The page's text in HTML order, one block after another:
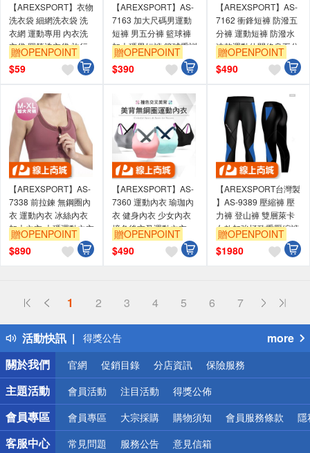
【AREXSPORT】衣物
洗衣袋 細網洗衣袋 洗
衣網 運動專用 內衣洗
衣袋 圓筒洗衣袋 旅行
袋 髒衣袋
贈OPENPOINT
$59
【AREXSPORT】AS-
7163 加大尺碼男運動
短褲 男五分褲 籃球褲
加大碼男短褲 籃球重訓
褲 跑步褲 五分褲
贈OPENPOINT
$390
【AREXSPORT】AS-
7162 衝鋒短褲 防潑五
分褲 運動短褲 防潑水
速乾運動休閒修身五分
褲（運動專用收納拉
鍊）
贈OPENPOINT
$490
【AREXSPORT】AS-
7338 前拉鍊 無鋼圈內
衣 運動內衣 冰絲內衣
加大內衣 大碼運動內衣
瑜珈內衣 美背
贈OPENPOINT
$890
【AREXSPORT】AS-
7360 運動內衣 瑜珈內
衣 健身內衣 少女內衣
撞色後交叉運動內衣
（可抽胸墊）學生內衣
贈OPENPOINT
$490
【AREXSPORT台灣製
】AS-9389 壓縮褲 壓
力褲 登山褲 雙層萊卡
女款加強極致重壓縮褲
台灣製 XS-L
贈OPENPOINT
$1980
1 2 3 4 5 6 7
活動快訊
偏遠地區配送
詐騙網頁！請小心！
得獎公告
熱門話題
銀行優惠
偏遠地區配送
詐騙網頁！請小心！
more
關於我們
官網 促銷目錄 分店資訊 保險服務
主題活動 會員活動 注目活動 得獎公佈
會員專區 會員專區 大宗採購 購物須知 會員服務條款 隱
客服中心 常見問題 服務公告 意見信箱